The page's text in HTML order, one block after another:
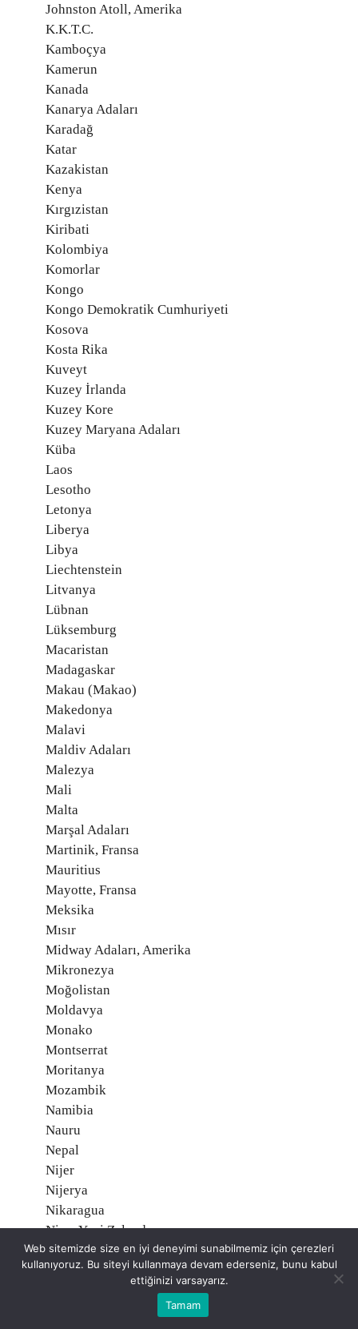
Johnston Atoll, Amerika
K.K.T.C.
Kamboçya
Kamerun
Kanada
Kanarya Adaları
Karadağ
Katar
Kazakistan
Kenya
Kırgızistan
Kiribati
Kolombiya
Komorlar
Kongo
Kongo Demokratik Cumhuriyeti
Kosova
Kosta Rika
Kuveyt
Kuzey İrlanda
Kuzey Kore
Kuzey Maryana Adaları
Küba
Laos
Lesotho
Letonya
Liberya
Libya
Liechtenstein
Litvanya
Lübnan
Lüksemburg
Macaristan
Madagaskar
Makau (Makao)
Makedonya
Malavi
Maldiv Adaları
Malezya
Mali
Malta
Marşal Adaları
Martinik, Fransa
Mauritius
Mayotte, Fransa
Meksika
Mısır
Midway Adaları, Amerika
Mikronezya
Moğolistan
Moldavya
Monako
Montserrat
Moritanya
Mozambik
Namibia
Nauru
Nepal
Nijer
Nijerya
Nikaragua
Niue, Yeni Zelanda
Norveç O
Orta Afrika Cumhuriyeti
Web sitemizde size en iyi deneyimi sunabilmemiz için çerezleri
kullanıyoruz. Bu siteyi kullanmaya devam ederseniz, bunu kabul
ettiğinizi varsayarız.
Tamam